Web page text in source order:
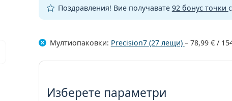
Поздравления! Вие получавате 92 бонус точки
Мултиопаковки: Precision7 (27 лещи) – 78,99 €/
Изберете параметри
Изберете параметри